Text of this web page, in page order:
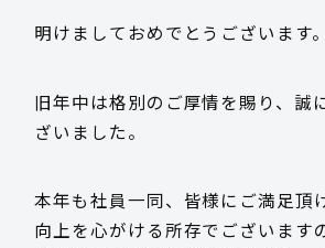
イベント
採用情報
明けましておめでとうございます。
旧年中は格別のご厚情を賜り、誠
ざいました。
本年も社員一同、皆様にご満足頂
向上を心がける所存でございます